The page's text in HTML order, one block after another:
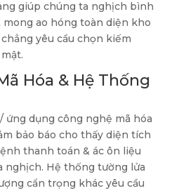
giúp chúng ta nghịch bình
ao hóng toàn diện kho
yêu cầu chọn kiếm
Hóa & Hệ Thống
ứng dụng công nghệ mã hóa
bảo báo cho thấy diện tích
thanh toán & ác ôn liệu
nghịch. Hệ thống tường lửa
cẩn trọng khác yêu cầu